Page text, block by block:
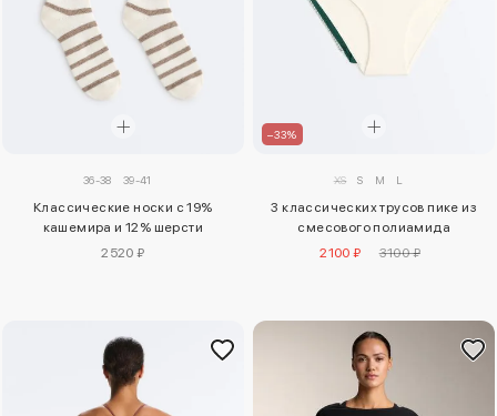
36-38 39-41
Классические носки с 19%
кашемира и 12% шерсти
2520 ₽
–33%
XS S M L
3 классических трусов пике из
смесового полиамида
2100 ₽
3100 ₽